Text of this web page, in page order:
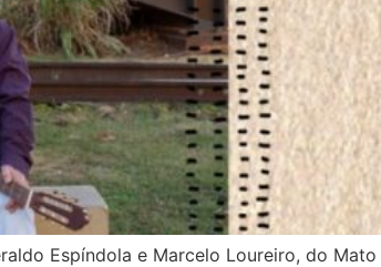
Espíndola e Marcelo Loureiro, do Mato